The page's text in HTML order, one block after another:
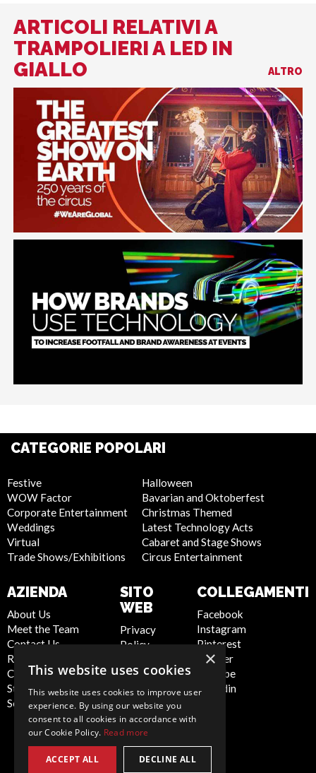
ARTICOLI RELATIVI A
TRAMPOLIERI A LED IN
GIALLO
ALTRO
CATEGORIE POPOLARI
Festive
WOW Factor
Corporate Entertainment
Weddings
Virtual
Trade Shows/Exhibitions
Halloween
Bavarian and Oktoberfest
Christmas Themed
Latest Technology Acts
Cabaret and Stage Shows
Circus Entertainment
AZIENDA
About Us
Meet the Team
Contact Us
Report Abuse
Compliance
Statement -
Seafarers
SITO
WEB
Privacy
Policy
Policy
Artist Sign
Up
Terms and
Conditions
Sitemap
COLLEGAMENTI
Facebook
Instagram
Pinterest
Twitter
Youtube
Linkedin
×
This website uses cookies
This website uses cookies to improve user
experience. By using our website you
consent to all cookies in accordance with
our Cookie Policy. Read more
ACCEPT ALL DECLINE ALL